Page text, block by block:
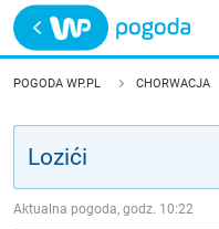
Trwa ładowanie
POLSKA
POGODA WP.PL CHORWACJA
Aktualna pogoda, godz. 10:22